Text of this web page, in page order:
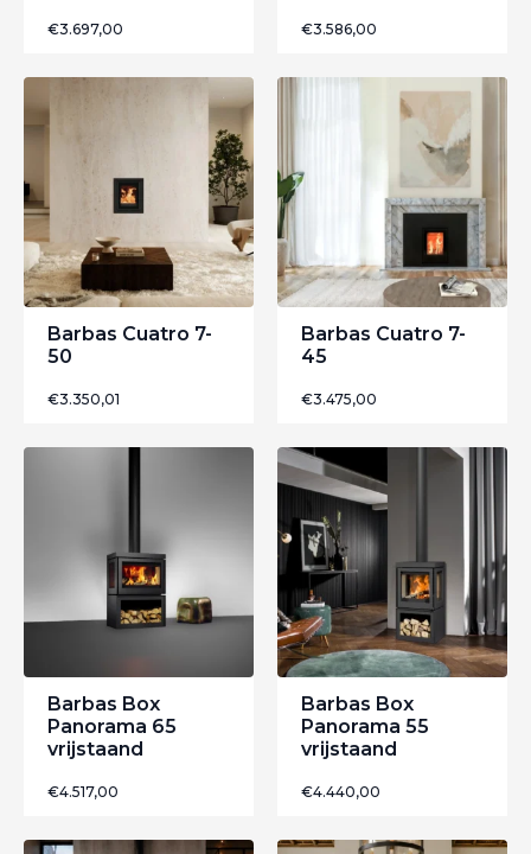
€3.697,00 €3.586,00
Barbas Cuatro 7-
50
€3.350,01
Barbas Cuatro 7-
45
€3.475,00
Barbas Box
Panorama 65
vrijstaand
€4.517,00
Barbas Box
Panorama 55
vrijstaand
€4.440,00